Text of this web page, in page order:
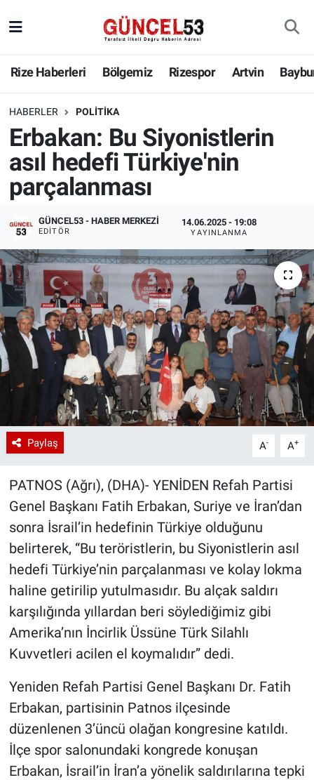
Rize Haberleri Bölgemiz Rizespor Artvin
HABERLER POLITIKA
Erbakan: Bu Siyonistlerin
asıl hedefi Türkiye'nin
parçalanması
GÜNCEL53 - HABER MERKEZI
EDITÖR
14.06.2025 - 19:08
YAYINLANMA
Paylaş A- A+
PATNOS (Ağrı), (DHA)- YENİDEN Refah Partisi
Genel Başkanı Fatih Erbakan, Suriye ve İran’dan
sonra İsrail’in hedefinin Türkiye olduğunu
belirterek, “Bu teröristlerin, bu Siyonistlerin asıl
hedefi Türkiye’nin parçalanması ve kolay lokma
haline getirilip yutulmasıdır. Bu alçak saldırı
karşılığında yıllardan beri söylediğimiz gibi
Amerika’nın İncirlik Üssüne Türk Silahlı
Kuvvetleri acilen el koymalıdır” dedi.
Yeniden Refah Partisi Genel Başkanı Dr. Fatih
Erbakan, partisinin Patnos ilçesinde
düzenlenen 3’üncü olağan kongresine katıldı.
İlçe spor salonundaki kongrede konuşan
Erbakan, İsrail’in İran’a yönelik saldırılarına tepki